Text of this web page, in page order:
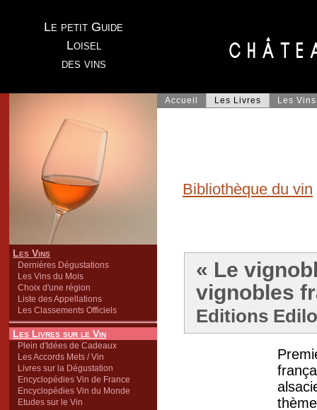
Le petit Guide
Loisel
des vins
Les Vins
Dernières Dégustations
Les Vins du Mois
Choix d'une région
Liste des Appellations
Les Classements Officiels
Les Livres sur le Vin
Plein d'Idées de Cadeaux
Les Accords Mets / Vin
Livres sur la Dégustation
Encyclopédies Vin de France
Encyclopédies Vin du Monde
Etudes sur le Vin
Accueil Les Livres Les Vins
Bibliothèque du vin
« Le
vignobles
Editions